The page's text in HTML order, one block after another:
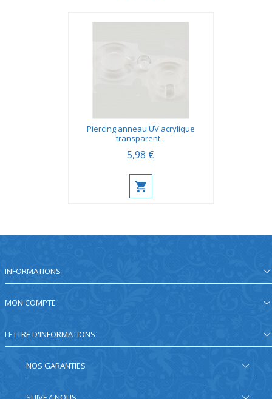
Piercing anneau UV acrylique
transparent...
5,98 €
INFORMATIONS
MON COMPTE
LETTRE D'INFORMATIONS
NOS GARANTIES